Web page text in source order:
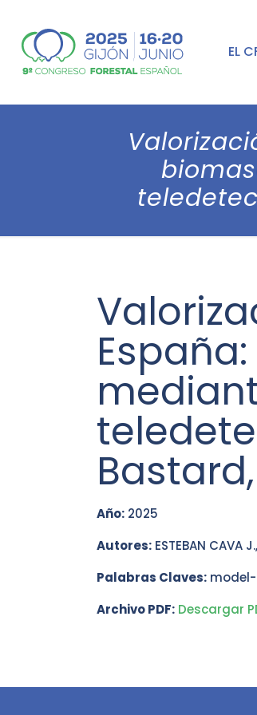
EL
Año: 2025
Autores: ESTEBAN CAVA
Palabras Claves: model-
Archivo PDF: Descargar